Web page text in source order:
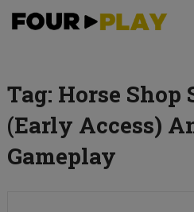
Tag: Horse Shop
(Early Access)
Gameplay